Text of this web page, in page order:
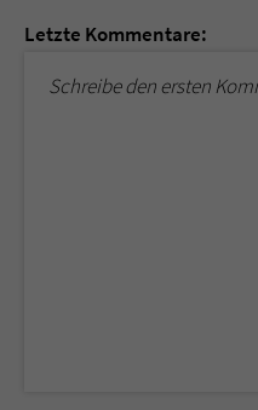
Letzte Kommentare:
Schreibe den ersten